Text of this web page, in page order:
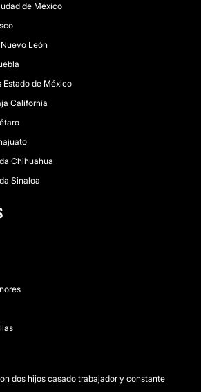
de México
León
Estado de México
California
Chihuahua
Sinaloa
dos hijos casado trabajador y constante